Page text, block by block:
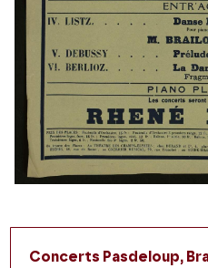
Concerts Pasdeloup,